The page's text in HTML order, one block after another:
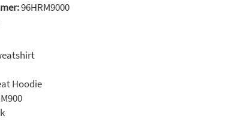
96HRM9000
Hoodie